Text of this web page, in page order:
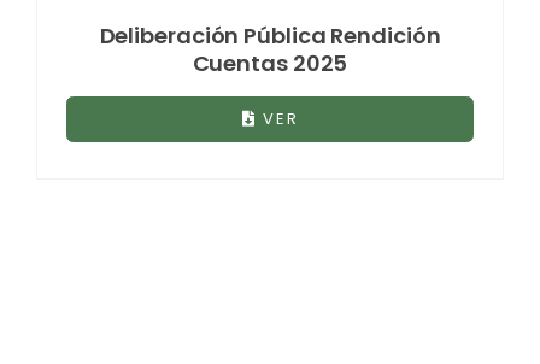
Deliberación Pública Rendición
Cuentas 2025
VER